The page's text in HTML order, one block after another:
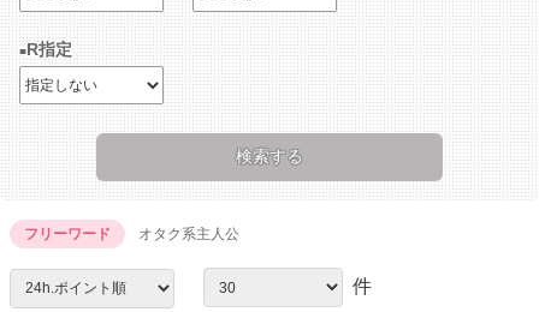
R指定
フリーワード オタク系主人公
件